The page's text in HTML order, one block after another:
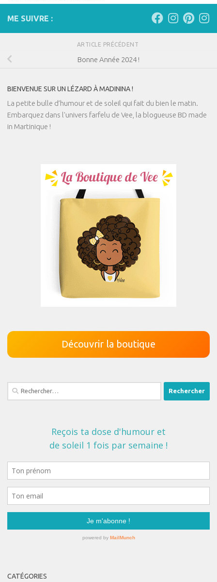
ME SUIVRE :
ARTICLE PRÉCÉDENT
Bonne Année 2024 !
BIENVENUE SUR UN LÉZARD À MADININA !
La petite bulle d’humour et de soleil qui fait du bien le matin.
Embarquez dans l'univers farfelu de Vee, la blogueuse BD made
in Martinique !
Découvrir la boutique
Rechercher :
CATÉGORIES